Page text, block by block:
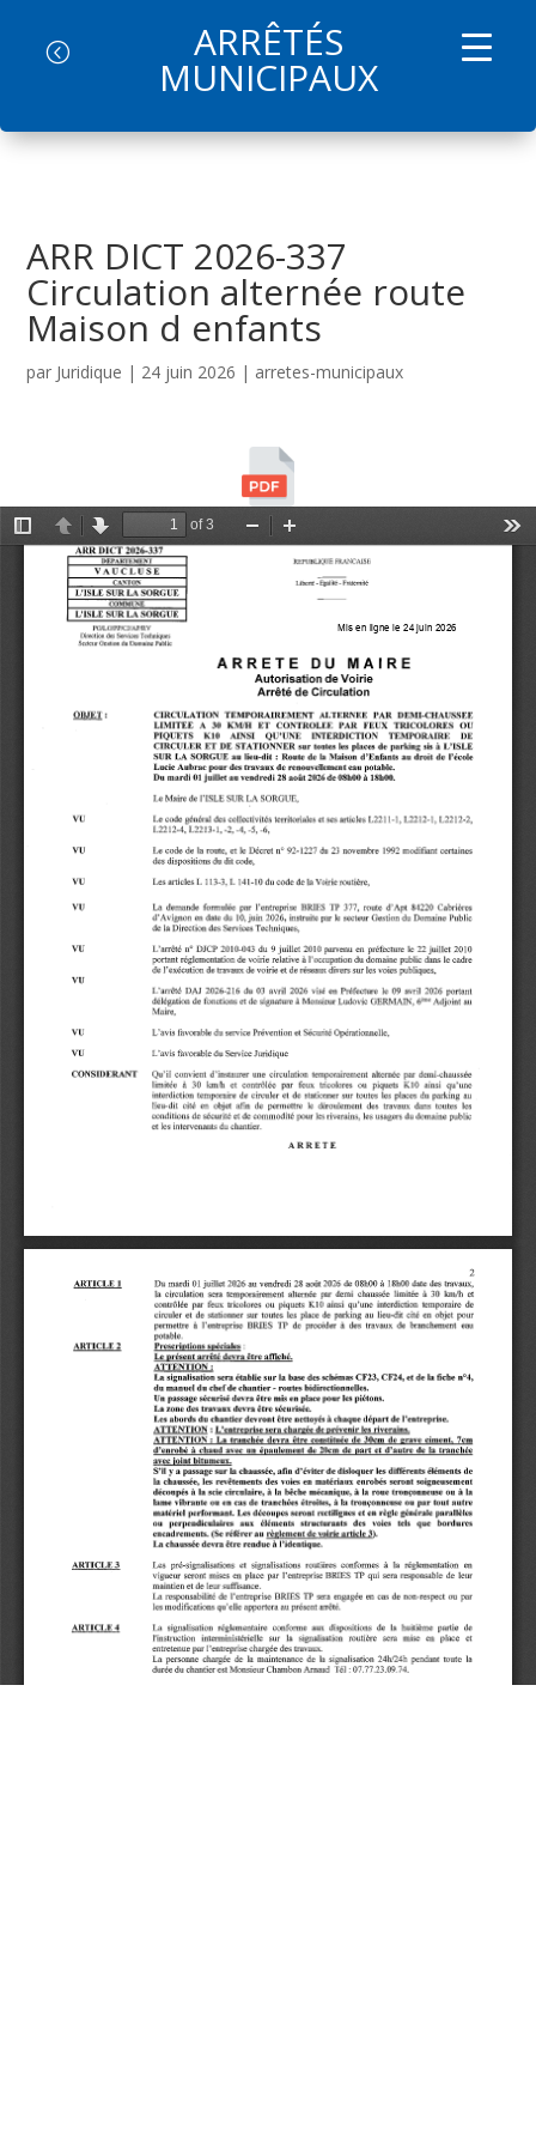
ARRÊTÉS
MUNICIPAUX
ARR DICT 2026-337
Circulation alternée route
Maison d enfants
par Juridique | 24 juin 2026 | arretes-municipaux